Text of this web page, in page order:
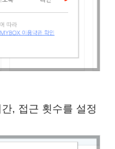
, 접근 횟수를 설정